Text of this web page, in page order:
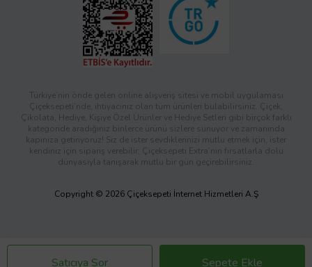
Satıcıya Sor Sepete Ekle
Türkiye’nin önde gelen online alışveriş sitesi ve mobil uygulaması
Çiçeksepeti’nde, ihtiyacınız olan tüm ürünleri bulabilirsiniz. Çiçek,
Çikolata, Hediye, Kişiye Özel Ürünler ve Hediye Setleri gibi birçok farklı
kategoride aradığınız binlerce ürünü sizlere sunuyor ve zamanında
kapınıza getiriyoruz! Siz de ister sevdiklerinizi mutlu etmek için, ister
kendiniz için sipariş verebilir; Çiçeksepeti Extra’nın fırsatlarla dolu
dünyasıyla tanışarak mutlu bir gün geçirebilirsiniz.
Copyright © 2026 Çiçeksepeti İnternet Hizmetleri A.Ş